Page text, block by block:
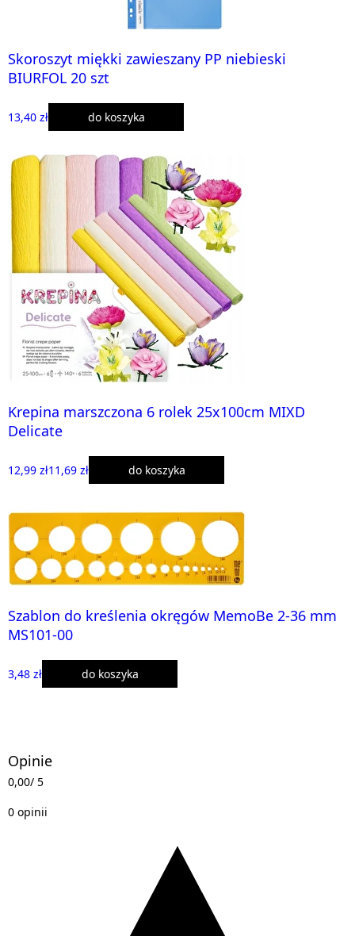
Skoroszyt miękki zawieszany PP niebieski
BIURFOL 20 szt
13,40 zł do koszyka
Krepina marszczona 6 rolek 25x100cm MIXD
Delicate
12,99 zł11,69 zł do koszyka
Szablon do kreślenia okręgów MemoBe 2-36 mm
MS101-00
3,48 zł do koszyka
Opinie
0,00/ 5
0 opinii